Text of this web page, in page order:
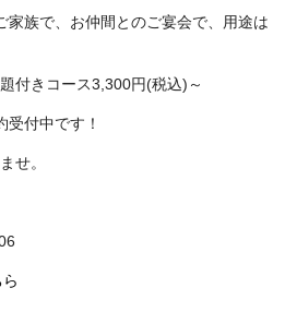
家族で、お仲間とのご宴会で、用途は
付きコース3,300円(税込)～
付中です！
せ。